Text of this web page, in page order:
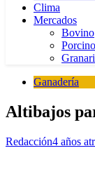
Clima
Mercados
Bovino
Porcino
Ganadería
Altibajos
Redacción4 años